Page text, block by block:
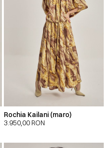
Rochia Kailani (maro)
3.950,00 RON